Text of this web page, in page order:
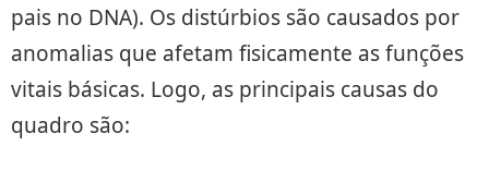
pais no DNA). Os distúrbios são causados ​​por
anomalias que afetam fisicamente as funções
vitais básicas. Logo, as principais causas do
quadro são: